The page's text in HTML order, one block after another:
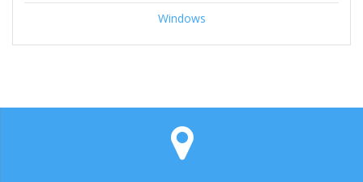
Windows